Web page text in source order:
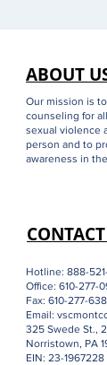
ABOUT
Our mission is
counseling for
sexual violence
person and to
awareness in
Hotline: 888-
Office: 610-277-
Fax: 610-277-
Email:
325 Swede St.,
Norristown, PA
EIN: 23-1967228